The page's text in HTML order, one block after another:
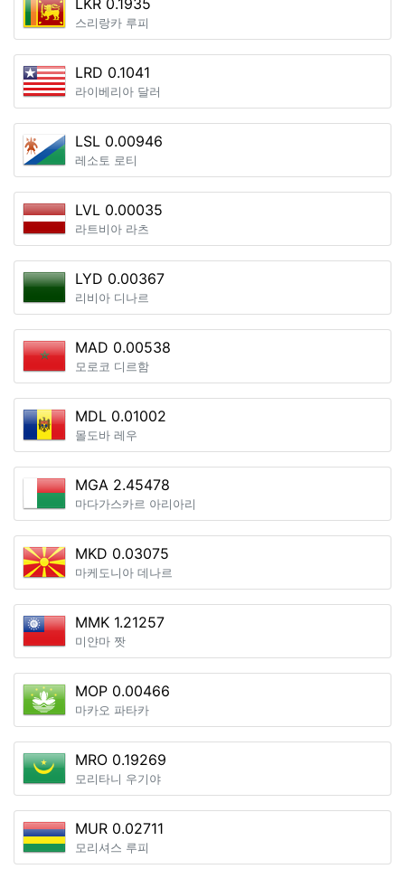
LKR 0.1935
스리랑카 루피
LRD 0.1041
라이베리아 달러
LSL 0.00946
레소토 로티
LVL 0.00035
라트비아 라츠
LYD 0.00367
리비아 디나르
MAD 0.00538
모로코 디르함
MDL 0.01002
몰도바 레우
MGA 2.45478
마다가스카르 아리아리
MKD 0.03075
마케도니아 데나르
MMK 1.21257
미얀마 짯
MOP 0.00466
마카오 파타카
MRO 0.19269
모리타니 우기야
MUR 0.02711
모리셔스 루피